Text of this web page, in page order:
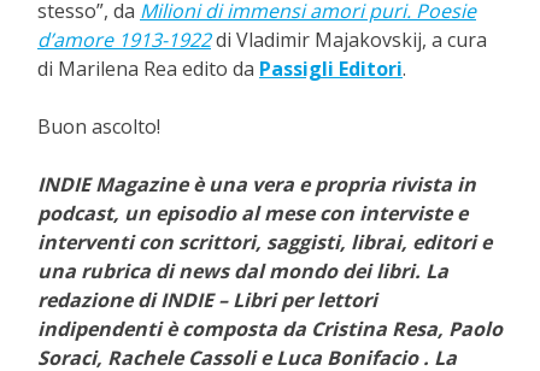
stesso”, da Milioni di immensi amori puri. Poesie
d’amore 1913-1922di Vladimir Majakovskij, a cura
di Marilena Rea edito da Passigli Editori.
Buon ascolto!
INDIE Magazine è una vera e propria rivista in
podcast, un episodio al mese con interviste e
interventi con scrittori, saggisti, librai, editori e
una rubrica di news dal mondo dei libri. La
redazione di INDIE – Libri per lettori
indipendenti è composta da Cristina Resa, Paolo
Soraci, Rachele Cassoli e Luca Bonifacio . La